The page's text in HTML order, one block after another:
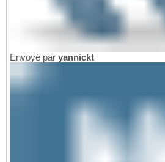
Envoyé par yannickt